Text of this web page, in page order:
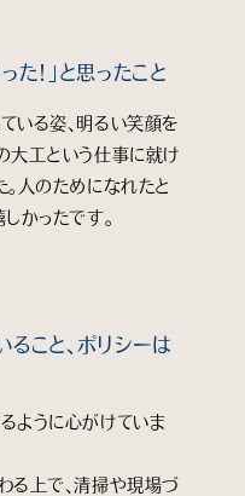
た！」と思ったこと
いる姿、明るい笑顔を
大工という仕事に就け
人のためになれたと
かったです。
こと、ポリシーは
ように心がけていま
る上で、清掃や現場づ